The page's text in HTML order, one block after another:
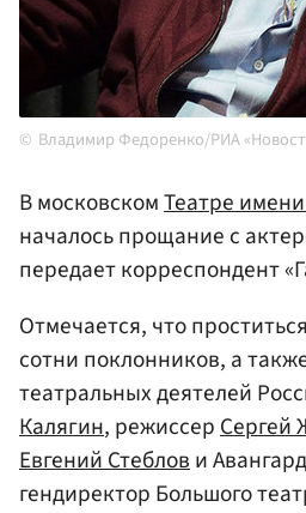
Владимир Федоренко/РИА
В московскомТеатре
началось прощание с
передает корреспондент
Отмечается, что
сотни поклонников, а
театральных деятелей
Калягин, режиссерСергей
Евгений Стеблови
гендиректор Большого